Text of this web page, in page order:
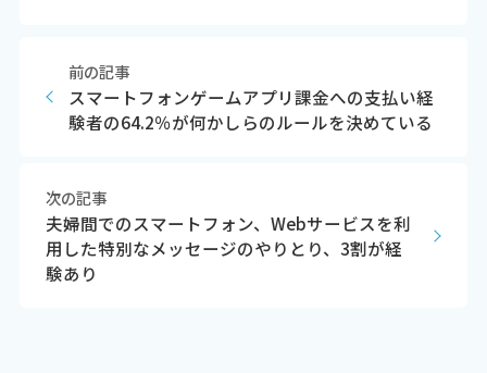
前の記事
スマートフォンゲームアプリ課金への支払い経
験者の64.2％が何かしらのルールを決めている
次の記事
夫婦間でのスマートフォン、Webサービスを利
用した特別なメッセージのやりとり、3割が経
験あり